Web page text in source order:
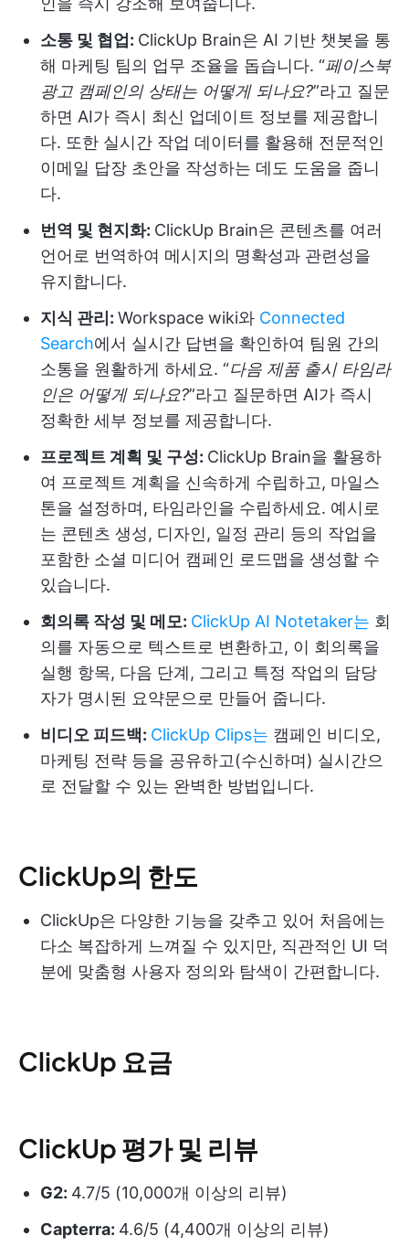
소통 및 협업: ClickUp Brain은 AI 기반 챗봇을 통
해 마케팅 팀의 업무 조율을 돕습니다. “페이스북
광고 캠페인의 상태는 어떻게 되나요?”라고 질문
하면 AI가 즉시 최신 업데이트 정보를 제공합니
다. 또한 실시간 작업 데이터를 활용해 전문적인
이메일 답장 초안을 작성하는 데도 도움을 줍니
다.
번역 및 현지화: ClickUp Brain은 콘텐츠를 여러
언어로 번역하여 메시지의 명확성과 관련성을
유지합니다.
지식 관리: Workspace wiki와 Connected
Search에서 실시간 답변을 확인하여 팀원 간의
소통을 원활하게 하세요. “다음 제품 출시 타임라
인은 어떻게 되나요?”라고 질문하면 AI가 즉시
정확한 세부 정보를 제공합니다.
프로젝트 계획 및 구성: ClickUp Brain을 활용하
여 프로젝트 계획을 신속하게 수립하고, 마일스
톤을 설정하며, 타임라인을 수립하세요. 예시로
는 콘텐츠 생성, 디자인, 일정 관리 등의 작업을
포함한 소셜 미디어 캠페인 로드맵을 생성할 수
있습니다.
회의록 작성 및 메모: ClickUp AI Notetaker는 회
의를 자동으로 텍스트로 변환하고, 이 회의록을
실행 항목, 다음 단계, 그리고 특정 작업의 담당
자가 명시된 요약문으로 만들어 줍니다.
비디오 피드백: ClickUp Clips는 캠페인 비디오,
마케팅 전략 등을 공유하고(수신하며) 실시간으
로 전달할 수 있는 완벽한 방법입니다.
ClickUp의 한도
ClickUp은 다양한 기능을 갖추고 있어 처음에는
다소 복잡하게 느껴질 수 있지만, 직관적인 UI 덕
분에 맞춤형 사용자 정의와 탐색이 간편합니다.
ClickUp 요금
ClickUp 평가 및 리뷰
G2: 4.7/5 (10,000개 이상의 리뷰)
Capterra: 4.6/5 (4,400개 이상의 리뷰)